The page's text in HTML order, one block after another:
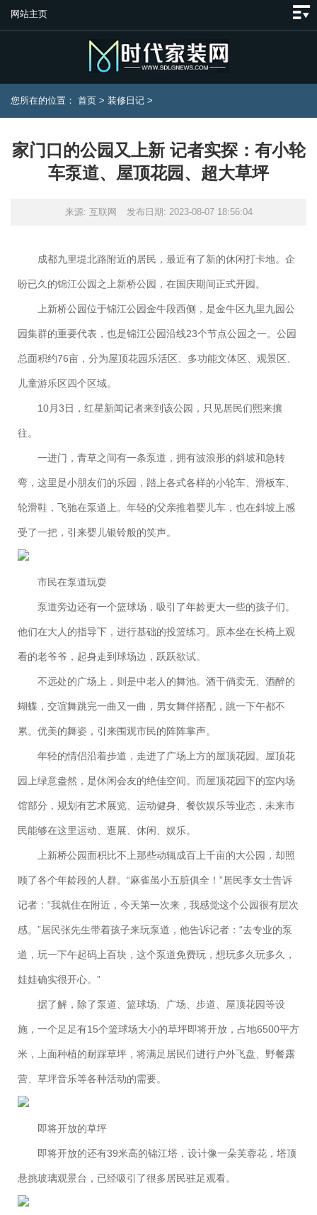
网站主页
您所在的位置： 首页 > 装修日记 >
家门口的公园又上新 记者实探：有小轮
车泵道、屋顶花园、超大草坪
来源: 互联网 发布日期: 2023-08-07 18:56:04
成都九里堤北路附近的居民，最近有了新的休闲打卡地。企
盼已久的锦江公园之上新桥公园，在国庆期间正式开园。
上新桥公园位于锦江公园金牛段西侧，是金牛区九里九园公
园集群的重要代表，也是锦江公园沿线23个节点公园之一。公园
总面积约76亩，分为屋顶花园乐活区、多功能文体区、观景区、
儿童游乐区四个区域。
10月3日，红星新闻记者来到该公园，只见居民们熙来攘
往。
一进门，青草之间有一条泵道，拥有波浪形的斜坡和急转
弯，这里是小朋友们的乐园，踏上各式各样的小轮车、滑板车、
轮滑鞋，飞驰在泵道上。年轻的父亲推着婴儿车，也在斜坡上感
受了一把，引来婴儿银铃般的笑声。
市民在泵道玩耍
泵道旁边还有一个篮球场，吸引了年龄更大一些的孩子们。
他们在大人的指导下，进行基础的投篮练习。原本坐在长椅上观
看的老爷爷，起身走到球场边，跃跃欲试。
不远处的广场上，则是中老人的舞池。酒干倘卖无、酒醉的
蝴蝶，交谊舞跳完一曲又一曲，男女舞伴搭配，跳一下午都不
累。优美的舞姿，引来围观市民的阵阵掌声。
年轻的情侣沿着步道，走进了广场上方的屋顶花园。屋顶花
园上绿意盎然，是休闲会友的绝佳空间。而屋顶花园下的室内场
馆部分，规划有艺术展览、运动健身、餐饮娱乐等业态，未来市
民能够在这里运动、逛展、休闲、娱乐。
上新桥公园面积比不上那些动辄成百上千亩的大公园，却照
顾了各个年龄段的人群。“麻雀虽小五脏俱全！”居民李女士告诉
记者：“我就住在附近，今天第一次来，我感觉这个公园很有层次
感。”居民张先生带着孩子来玩泵道，他告诉记者：“去专业的泵
道，玩一下午起码上百块，这个泵道免费玩，想玩多久玩多久，
娃娃确实很开心。”
据了解，除了泵道、篮球场、广场、步道、屋顶花园等设
施，一个足足有15个篮球场大小的草坪即将开放，占地6500平方
米，上面种植的耐踩草坪，将满足居民们进行户外飞盘、野餐露
营、草坪音乐等各种活动的需要。
即将开放的草坪
即将开放的还有39米高的锦江塔，设计像一朵芙蓉花，塔顶
悬挑玻璃观景台，已经吸引了很多居民驻足观看。